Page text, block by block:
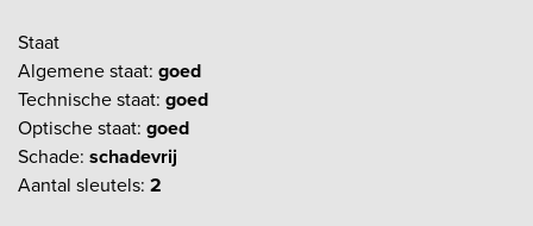
Staat
Algemene staat: goed
Technische staat: goed
Optische staat: goed
Schade: schadevrij
Aantal sleutels: 2